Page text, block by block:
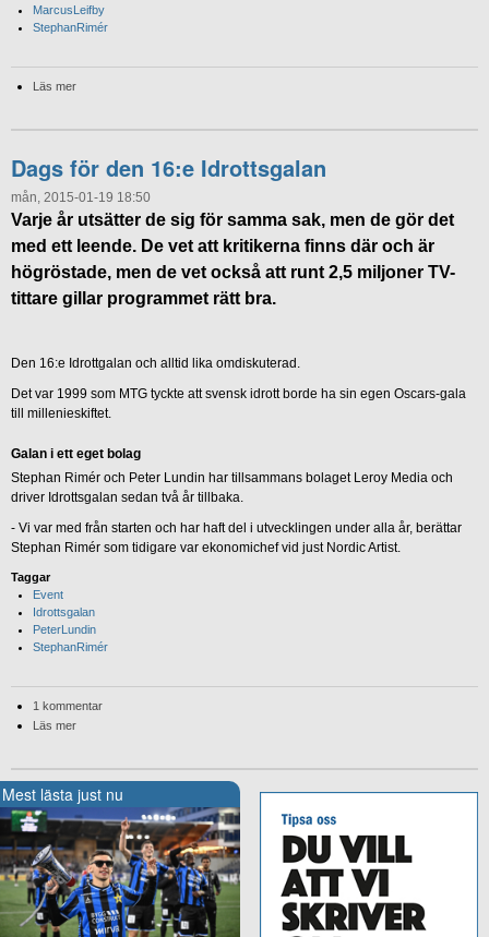
MarcusLeifby
StephanRimér
Läs mer
Dags för den 16:e Idrottsgalan
mån, 2015-01-19 18:50
Varje år utsätter de sig för samma sak, men de gör det
med ett leende. De vet att kritikerna finns där och är
högröstade, men de vet också att runt 2,5 miljoner TV-
tittare gillar programmet rätt bra.
Den 16:e Idrottgalan och alltid lika omdiskuterad.
Det var 1999 som MTG tyckte att svensk idrott borde ha sin egen Oscars-gala
till millenieskiftet.
Galan i ett eget bolag
Stephan Rimér och Peter Lundin har tillsammans bolaget Leroy Media och
driver Idrottsgalan sedan två år tillbaka.
- Vi var med från starten och har haft del i utvecklingen under alla år, berättar
Stephan Rimér som tidigare var ekonomichef vid just Nordic Artist.
Taggar
Event
Idrottsgalan
PeterLundin
StephanRimér
1 kommentar
Läs mer
Mest lästa just nu